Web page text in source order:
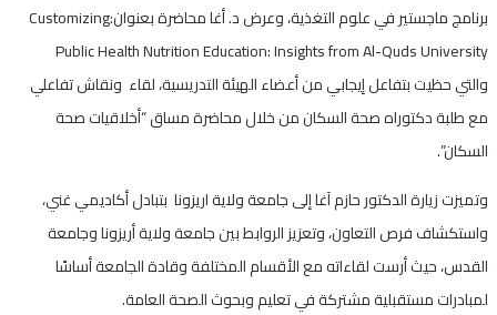
برنامج ماجستير في علوم التغذية، وعرض د. أغا محاضرة بعنوان:Customizing
Public Health Nutrition Education: Insights from Al-Quds University
والتي حظيت بتفاعل إيجابي من أعضاء الهيئة التدريسية، لقاء ونقاش تفاعلي
مع طلبة دكتوراه صحة السكان من خلال محاضرة مساق “أخلاقيات صحة
السكان”.
وتميزت زيارة الدكتور حازم آغا إلى جامعة ولاية اريزونا بتبادل أكاديمي غني،
واستكشاف فرص التعاون، وتعزيز الروابط بين جامعة ولاية أريزونا وجامعة
القدس، حيث أرست لقاءاته مع الأقسام المختلفة وقادة الجامعة أساسًا
لمبادرات مستقبلية مشتركة في تعليم وبحوث الصحة العامة.